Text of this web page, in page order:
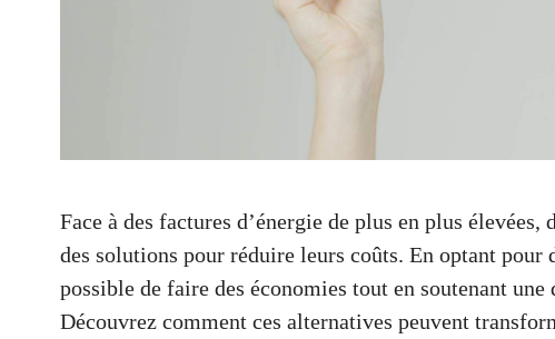
Face à des factures d’énergie de plus en plus
des solutions pour réduire leurs coûts. En optant
possible de faire des économies tout en soutenant une
Découvrez comment ces alternatives peuvent